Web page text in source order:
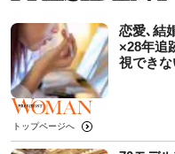
恋愛､結
×28年追
視でき
トップページへ